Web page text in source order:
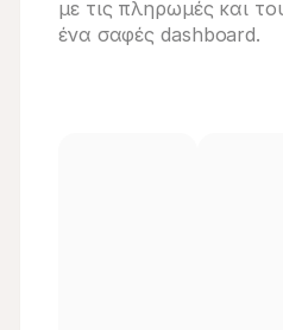
με τις πληρωμές και
ένα σαφές dashboard.